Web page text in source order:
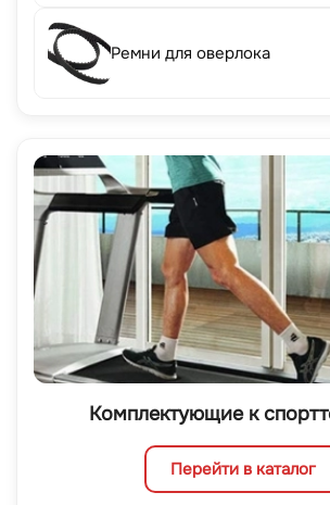
Ремни для оверлока
Комплектующие к
Перейти в каталог